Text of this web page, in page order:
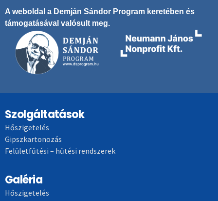
A weboldal a Demján Sándor Program keretében és
támogatásával valósult meg.
Szolgáltatások
Hőszigetelés
Gipszkartonozás
Felületfűtési – hűtési rendszerek
Galéria
Hőszigetelés